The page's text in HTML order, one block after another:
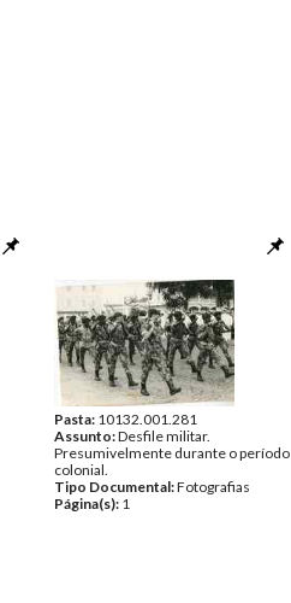
Pasta: 10132.001.281
Assunto:Desfile militar.
Presumivelmente durante o período
colonial.
Tipo Documental:Fotografias
Página(s): 1